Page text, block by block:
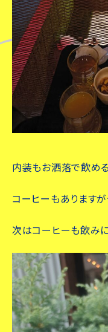
内装もお洒落で飲め
コーヒーもあります
次はコーヒーも飲み